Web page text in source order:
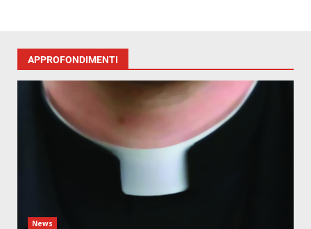
APPROFONDIMENTI
News